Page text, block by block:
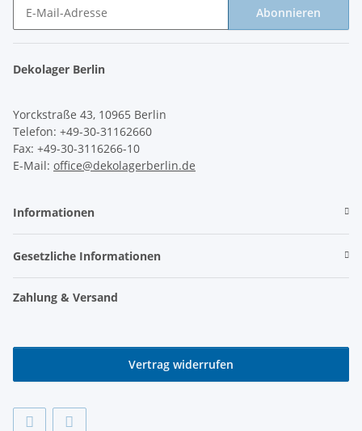
Abonnieren
Dekolager Berlin
Yorckstraße 43, 10965 Berlin
Telefon: +49-30-31162660
Fax: +49-30-3116266-10
E-Mail: office@dekolagerberlin.de
Informationen
Gesetzliche Informationen
Zahlung & Versand
Vertrag widerrufen